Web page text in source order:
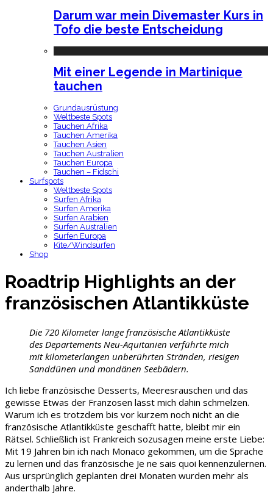
Darum war mein Divemaster Kurs in
Tofo die beste Entscheidung
Mit einer Legende in Martinique
tauchen
Grundausrüstung
Weltbeste Spots
Tauchen Afrika
Tauchen Amerika
Tauchen Asien
Tauchen Australien
Tauchen Europa
Tauchen – Fidschi
Surfspots
Weltbeste Spots
Surfen Afrika
Surfen Amerika
Surfen Arabien
Surfen Australien
Surfen Europa
Kite/Windsurfen
Shop
Roadtrip Highlights an der
französischen Atlantikküste
Die 720 Kilometer lange französische Atlantikküste
des Departements Neu-Aquitanien verführte mich
mit kilometerlangen unberührten Stränden, riesigen
Sanddünen und mondänen Seebädern.
Ich liebe französische Desserts, Meeresrauschen und das
gewisse Etwas der Franzosen lässt mich dahin schmelzen.
Warum ich es trotzdem bis vor kurzem noch nicht an die
französische Atlantikküste geschafft hatte, bleibt mir ein
Rätsel. Schließlich ist Frankreich sozusagen meine erste Liebe:
Mit 19 Jahren bin ich nach Monaco gekommen, um die Sprache
zu lernen und das französische Je ne sais quoi kennenzulernen.
Aus ursprünglich geplanten drei Monaten wurden mehr als
anderthalb Jahre.